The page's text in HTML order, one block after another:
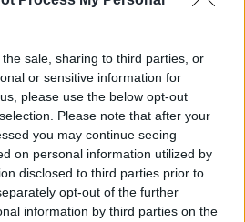
sale, sharing to third parties, or
or sensitive information for
please use the below opt-out
Please note that after your
you may continue seeing
on personal information utilized by
disclosed to third parties prior to
opt-out of the further
information by third parties on the
ομιλία.
και τη γλώσσα είναι η πιο
Επικοινωνήστε με τον
ανησυχία για την
της γλώσσας του παιδιού σας.